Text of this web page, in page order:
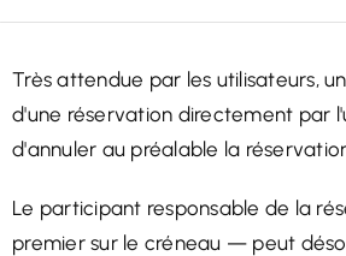
Très attendue par les utilisateurs,
d'une réservation directement par
d'annuler au préalable la
Le participant responsable de la
premier sur le créneau — peut